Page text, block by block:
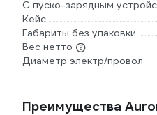
С пуско-зарядным
Кейс
Габариты без упаковки
Вес нетто
Диаметр электр/провол
Преимущества